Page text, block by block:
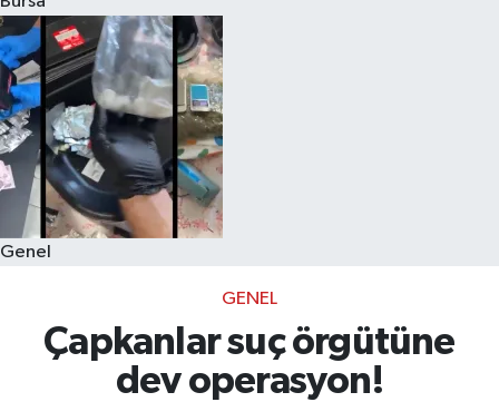
Genel
GENEL
Çapkanlar suç örgütüne
dev operasyon!
Eğitim
Sağlık
Dünya
Magazin
Kültür & Sanat
Teknoloji